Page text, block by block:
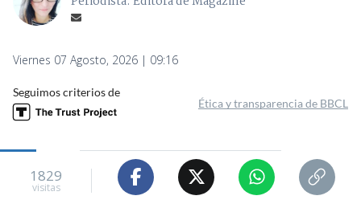
Viernes 07 Agosto, 2026 | 09:16
Seguimos criterios de
Ética y transparencia de BBCL
1829
visitas